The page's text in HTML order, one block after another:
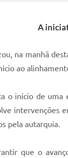
A
na manhã
ao
o início de
intervenções
pela autarquia.
que o